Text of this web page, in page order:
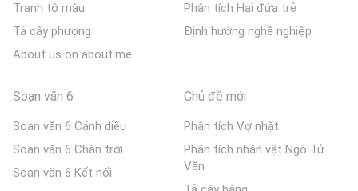
Tranh tô màu
Tả cây phượng
About us on about.me
Phân tích Hai đứa trẻ
Định hướng nghề nghiệp
Soạn văn 6
Soạn văn 6 Cánh diều
Soạn văn 6 Chân trời
Soạn văn 6 Kết nối
Chủ đề mới
Phân tích Vợ nhặt
Phân tích nhân vật Ngô Tử
Văn